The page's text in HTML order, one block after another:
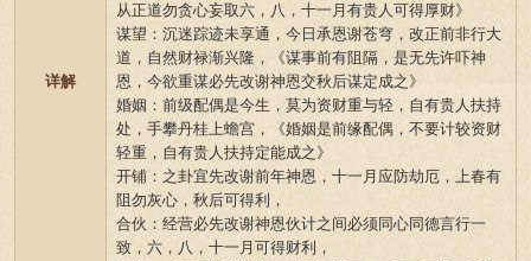
详解
从正道勿贪心妄取六，八，十一月有贵人可得厚财》
谋望：沉迷踪迹未享通，今日承恩谢苍穹，改正前非行大
道，自然财禄渐兴隆，《谋事前有阻隔，是无先许吓神
恩，今欲重谋必先改谢神恩交秋后谋定成之》
婚姻：前级配偶是今生，莫为资财重与轻，自有贵人扶持
处，手攀丹桂上蟾宫，《婚姻是前缘配偶，不要计较资财
轻重，自有贵人扶持定能成之》
开铺：之卦宜先改谢前年神恩，十一月应防劫厄，上春有
阻勿灰心，秋后可得利，
合伙：经营必先改谢神恩伙计之间必须同心同德言行一
致，六，八，十一月可得财利，